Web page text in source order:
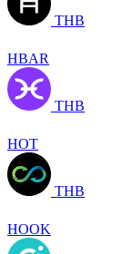
THB
HBAR
THB
HOT
THB
HOOK